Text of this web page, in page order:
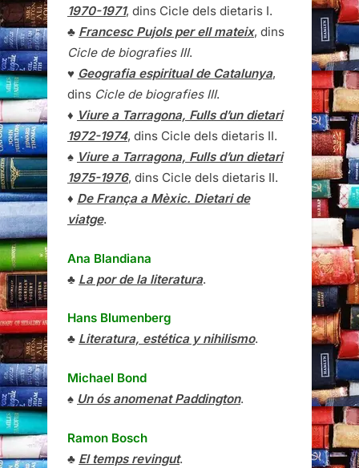
1970-1971, dins Cicle dels dietaris I.
♣ Francesc Pujols per ell mateix, dins
Cicle de biografies III.
♥ Geografia espiritual de Catalunya,
dins Cicle de biografies III.
♦ Viure a Tarragona, Fulls d’un dietari
1972-1974, dins Cicle dels dietaris II.
♠ Viure a Tarragona, Fulls d’un dietari
1975-1976, dins Cicle dels dietaris II.
♦ De França a Mèxic. Dietari de
viatge.
Ana Blandiana
♣ La por de la literatura.
Hans Blumenberg
♣ Literatura, estética y nihilismo.
Michael Bond
♠ Un ós anomenat Paddington.
Ramon Bosch
♣ El temps revingut.